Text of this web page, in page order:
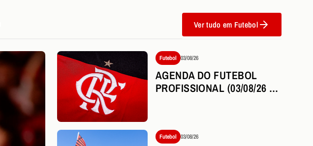
Ver tudo em Futebol
Futebol 03/08/26
AGENDA DO FUTEBOL
PROFISSIONAL (03/08/26 A
Futebol 03/08/26